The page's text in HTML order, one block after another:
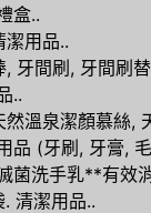
盒..
潔用品..
, 牙間刷, 牙間刷
..
然溫泉潔顏慕絲,
品 (牙刷, 牙膏,
菌洗手乳**有效
清潔用品..